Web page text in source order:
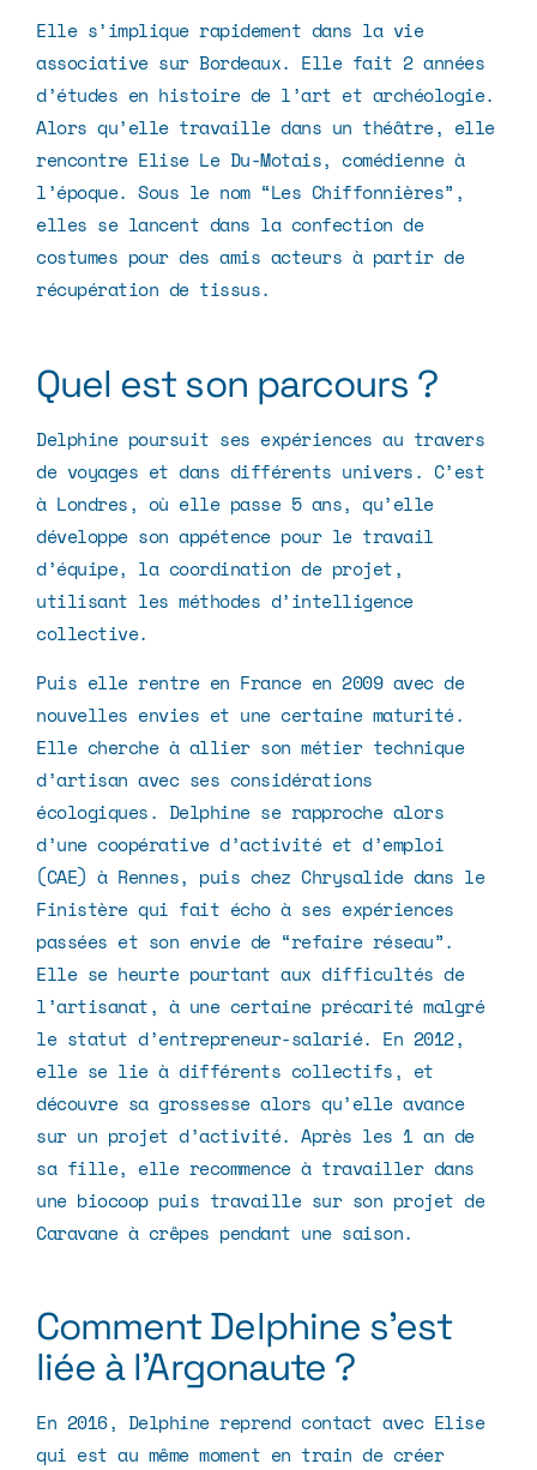
Elle s’implique rapidement dans la vie
associative sur Bordeaux. Elle fait 2 années
d’études en histoire de l’art et archéologie.
Alors qu’elle travaille dans un théâtre, elle
rencontre Elise Le Du-Motais, comédienne à
l’époque. Sous le nom “Les Chiffonnières”,
elles se lancent dans la confection de
costumes pour des amis acteurs à partir de
récupération de tissus.
Quel est son parcours ?
Delphine poursuit ses expériences au travers
de voyages et dans différents univers. C’est
à Londres, où elle passe 5 ans, qu’elle
développe son appétence pour le travail
d’équipe, la coordination de projet,
utilisant les méthodes d’intelligence
collective.
Puis elle rentre en France en 2009 avec de
nouvelles envies et une certaine maturité.
Elle cherche à allier son métier technique
d’artisan avec ses considérations
écologiques. Delphine se rapproche alors
d’une coopérative d’activité et d’emploi
(CAE) à Rennes, puis chez Chrysalidedans le
Finistère qui fait écho à ses expériences
passées et son envie de “refaire réseau”.
Elle se heurte pourtant aux difficultés de
l’artisanat, à une certaine précarité malgré
le statut d’entrepreneur-salarié. En 2012,
elle se lie à différents collectifs, et
découvre sa grossesse alors qu’elle avance
sur un projet d’activité. Après les 1 an de
sa fille, elle recommence à travailler dans
une biocoop puis travaille sur son projet de
Caravane à crêpes pendant une saison.
Comment Delphine s’est
liée à l’Argonaute ?
En 2016, Delphine reprend contact avec Elise
qui est au même moment en train de créer